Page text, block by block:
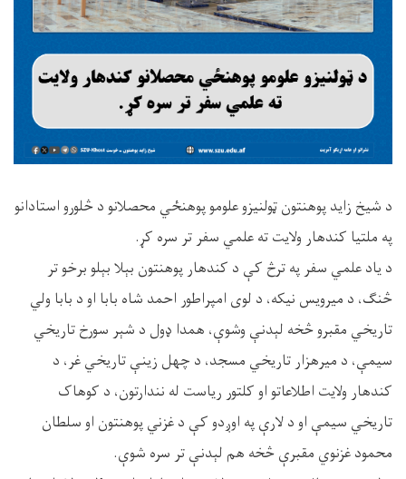
د شيخ زايد پوهنتون ټولنيزو علومو پوهنځي محصلانو د څلورو استادانو
په ملتيا کندهار ولایت ته علمي سفر تر سره کړ.
د ياد علمي سفر په ترڅ کې د کندهار پوهنتون بېلا بېلو برخو تر
څنګ، د ميرويس نيکه، د لوی امپراطور احمد شاه بابا او د بابا ولي
تاريخي مقبرو څخه لېدنې وشوې، همدا ډول د شېر سورخ تاريخي
سيمې، د ميرهزار تاريخي مسجد، د چهل زینې تاریخي غر، د
کندهار ولايت اطلاعاتو او کلتور ریاست له نندارتون، د کوهاک
تاريخي سيمې او د لارې په اوږدو کې د غزني پوهنتون او سلطان
محمود غزنوي مقبرې څخه هم لېدنې تر سره شوې.